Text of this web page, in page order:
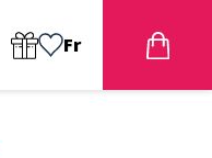
Fr